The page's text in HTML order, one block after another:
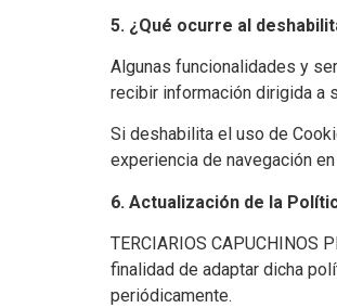
5. ¿Qué ocurre al
Algunas funcionalidades y
recibir información dirigida a
Si deshabilita el uso de
experiencia de navegación
6. Actualización de la
TERCIARIOS
finalidad de adaptar dicha
periódicamente.